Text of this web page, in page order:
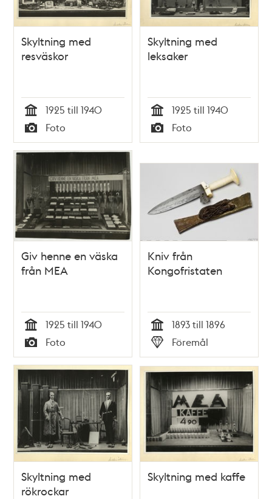
Skyltning med
resväskor
Tid
1925 till 1940
Typ
Foto
Skyltning med
leksaker
Tid
1925 till 1940
Typ
Foto
Giv henne en väska
från MEA
Tid
1925 till 1940
Typ
Foto
Kniv från
Kongofristaten
Tid
1893 till 1896
Typ
Föremål
Skyltning med
rökrockar
Skyltning med kaffe